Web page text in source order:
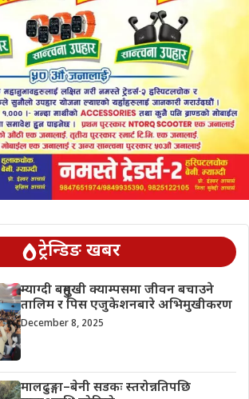
ट्रेन्डिङ खबर
म्याग्दी बहुमुखी क्याम्पसमा जीवन बचाउने
तालिम र पिस एजुकेशनबारे अभिमुखीकरण
December 8, 2025
मालढुङ्गा–बेनी सडकः स्तरोन्नतिपछि